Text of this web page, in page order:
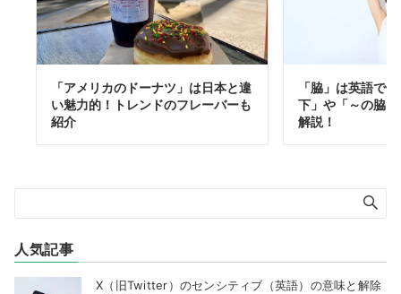
「アメリカのドーナツ」は日本と違
い魅力的！トレンドのフレーバーも
紹介
「脇」は英語で
下」や「～の脇
解説！
人気記事
X（旧Twitter）のセンシティブ（英語）の意味と解除